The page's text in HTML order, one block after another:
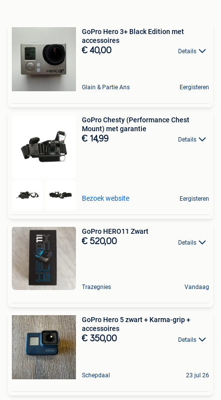
GoPro Hero 3+ Black Edition met
accessoires
€ 40,00 Details
Glain & Partie Ans Eergisteren
GoPro Chesty (Performance Chest
Mount) met garantie
€ 14,99 Details
Bezoek website Eergisteren
GoPro HERO11 Zwart
€ 520,00 Details
Trazegnies Vandaag
GoPro Hero 5 zwart + Karma-grip +
accessoires
€ 350,00 Details
Schepdaal 23 jul 26